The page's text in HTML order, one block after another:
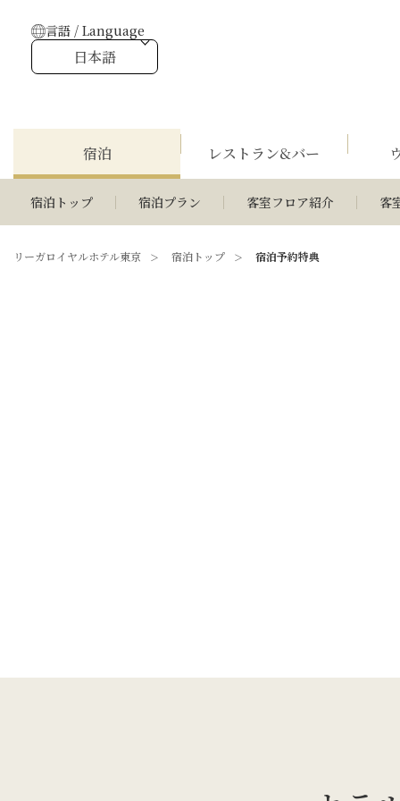
言語 / Language
日本語
宿泊 レストラン&バー
宿泊トップ 宿泊プラン 客室フロア紹介 客
リーガロイヤルホテル東京 宿泊トップ 宿泊予約特典